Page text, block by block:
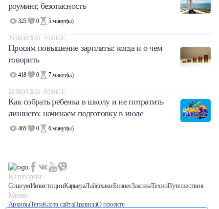
роуминг, безопасность
325 0 5минут(ы)
29 ИЮЛ 2026 · РАЗНОЕ
Просим повышение зарплаты: когда и о чем
говорить
418 0 7минут(ы)
28 ИЮЛ 2026 · РАЗНОЕ
Как собрать ребенка в школу и не потратить
лишнего: начинаем подготовку в июле
465 0 6минут(ы)
Категории
СоциумИнвестицииКарьераЛайфхакиБизнесЗаконыТехноПутешествия
Меню
АрхивыТегиКарта сайтаПравилаО проекте